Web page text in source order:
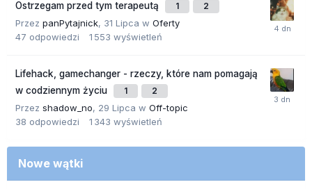
Ostrzegam przed tym terapeutą 1 2
Przez panPytajnick, 31 Lipca w Oferty
47 odpowiedzi 1 553 wyświetleń
Lifehack, gamechanger - rzeczy, które nam pomagają
w codziennym życiu
1 2
Przez shadow_no, 29 Lipca w Off-topic
38 odpowiedzi 1 343 wyświetleń
Nowe wątki